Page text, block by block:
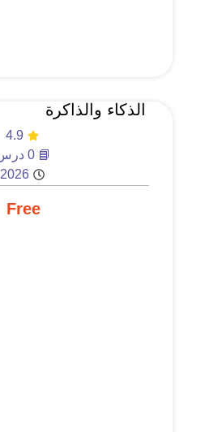
الذكاء والذاكرة
4.9
📘 0 درس
2026
Free